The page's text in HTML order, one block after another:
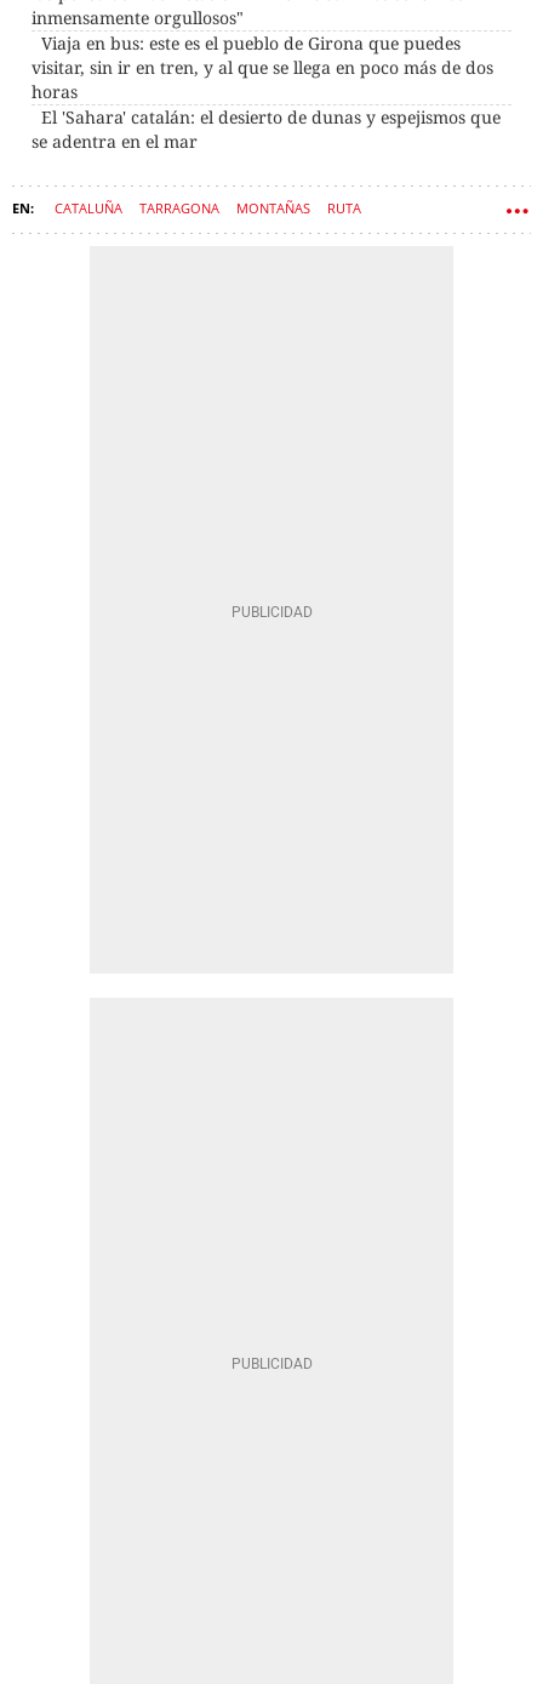
inmensamente orgullosos"
Viaja en bus: este es el pueblo de Girona que puedes
visitar, sin ir en tren, y al que se llega en poco más de dos
horas
El 'Sahara' catalán: el desierto de dunas y espejismos que
se adentra en el mar
CATALUÑA TARRAGONA MONTAÑAS RUTA